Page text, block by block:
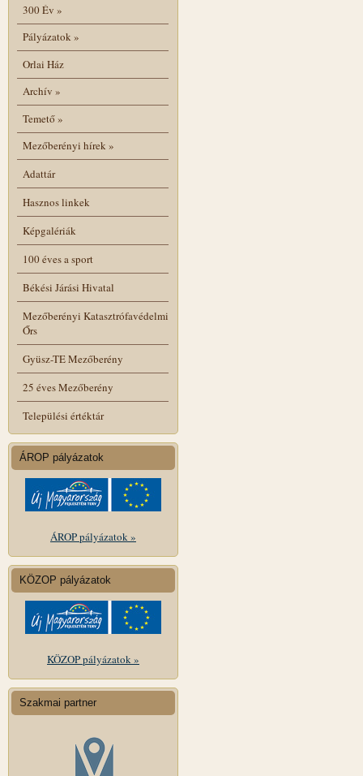
300 Év »
Pályázatok»
Orlai Ház
Archív »
Temető»
Mezőberényi hírek»
Adattár
Hasznos linkek
Képgalériák
100 éves a sport
Békési Járási Hivatal
Mezőberényi Katasztrófavédelmi
Őrs
Gyüsz-TE Mezőberény
25 éves Mezőberény
Települési értéktár
ÁROP pályázatok
ÁROP pályázatok »
KÖZOP pályázatok
KÖZOP pályázatok »
Szakmai partner